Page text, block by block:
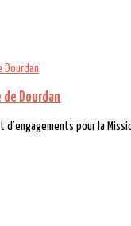
de Dourdan
pour la